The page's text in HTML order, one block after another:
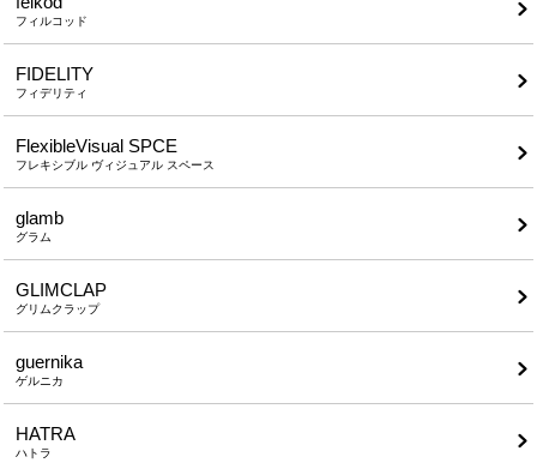
フィルコッド
FIDELITY
フィデリティ
FlexibleVisual SPCE
フレキシブル ヴィジュアル スペース
glamb
グラム
GLIMCLAP
グリムクラップ
guernika
ゲルニカ
HATRA
ハトラ